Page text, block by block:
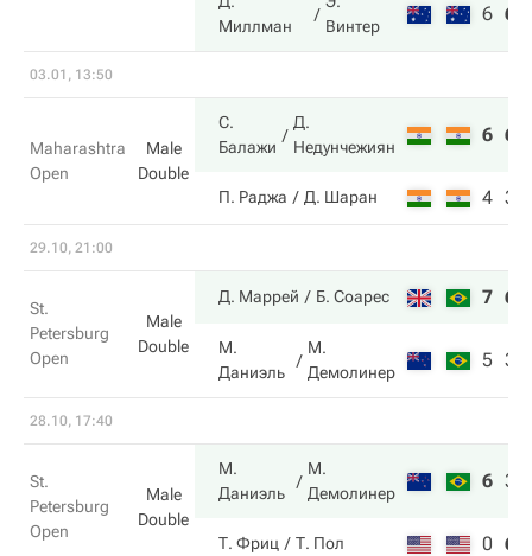
Миллман
Винтер
6 6
03.01, 13:50
Maharashtra
Open
Male
Double
С.
Балажи
Д.
Недунчежиян
6 6
П. Раджа Д. Шаран 4 3
29.10, 21:00
St.
Petersburg
Open
Male
Double
Д. Маррей Б. Соарес 7 6
М.
Даниэль
М.
Демолинер
5 3
28.10, 17:40
St.
Petersburg
Open
Male
Double
М.
Даниэль
М.
Демолинер
6 3
Т. Фриц Т. Пол 0 6